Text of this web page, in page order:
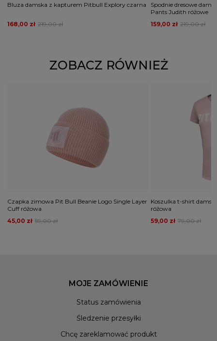
Bluza damska z kapturem Pitbull Explory czarna
219,00 zł
168,00 zł
Spodnie dresowe
Pants Judith różowe
219,00 zł
159,00 zł
ZOBACZ RÓWNIEŻ
Czapka zimowa Pit Bull Beanie Logo Single Layer
Cuff różowa
59,00 zł
45,00 zł
Koszulka t-shirt
różowa
79,00 zł
59,00 zł
MOJE ZAMÓWIENIE
Status zamówienia
Śledzenie przesyłki
Chcę zareklamować produkt